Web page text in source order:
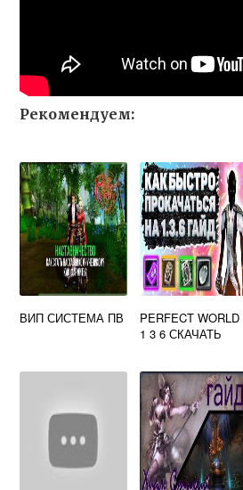
Рекомендуем:
ВИП СИСТЕМА ПВ
PERFECT WORLD
1 3 6 СКАЧАТЬ